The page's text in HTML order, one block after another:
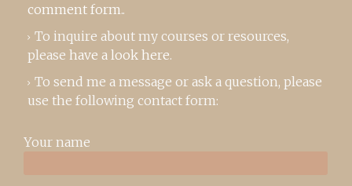
comment form..
To inquire about my courses or resources,
please have a look here.
To send me a message or ask a question, please
use the following contact form:
Your name